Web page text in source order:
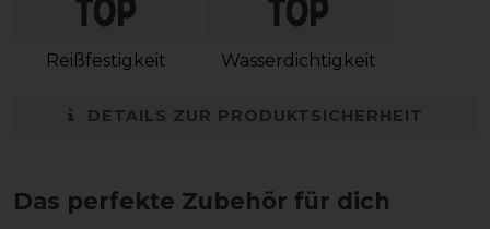
Reißfestigkeit Wasserdichtigkeit
DETAILS ZUR PRODUKTSICHERHEIT
Das perfekte Zubehör für dich